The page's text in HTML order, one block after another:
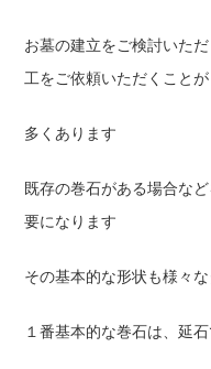
お墓の建立をご検討いた
工をご依頼いただくことが
多くあります
既存の巻石がある場合な
要になります
その基本的な形状も様々
１番基本的な巻石は、延